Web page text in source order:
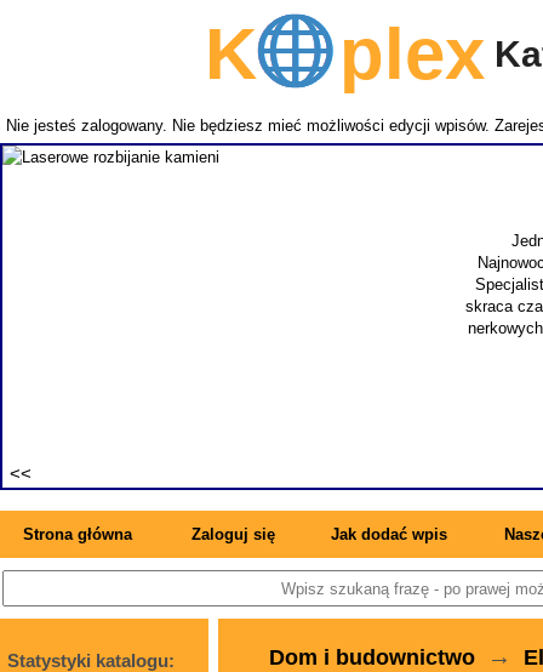
Kplex
Nie jesteś zalogowany. Nie będziesz mieć możliwości edycji wpisów.
skraca
Strona główna Zaloguj się Jak dodać wpis
Statystyki katalogu: Dom i budownictwo →